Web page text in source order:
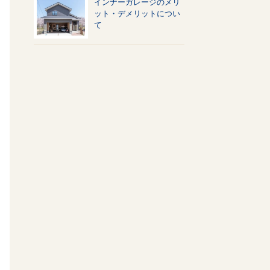
インナーガレージのメリ
ット・デメリットについ
て